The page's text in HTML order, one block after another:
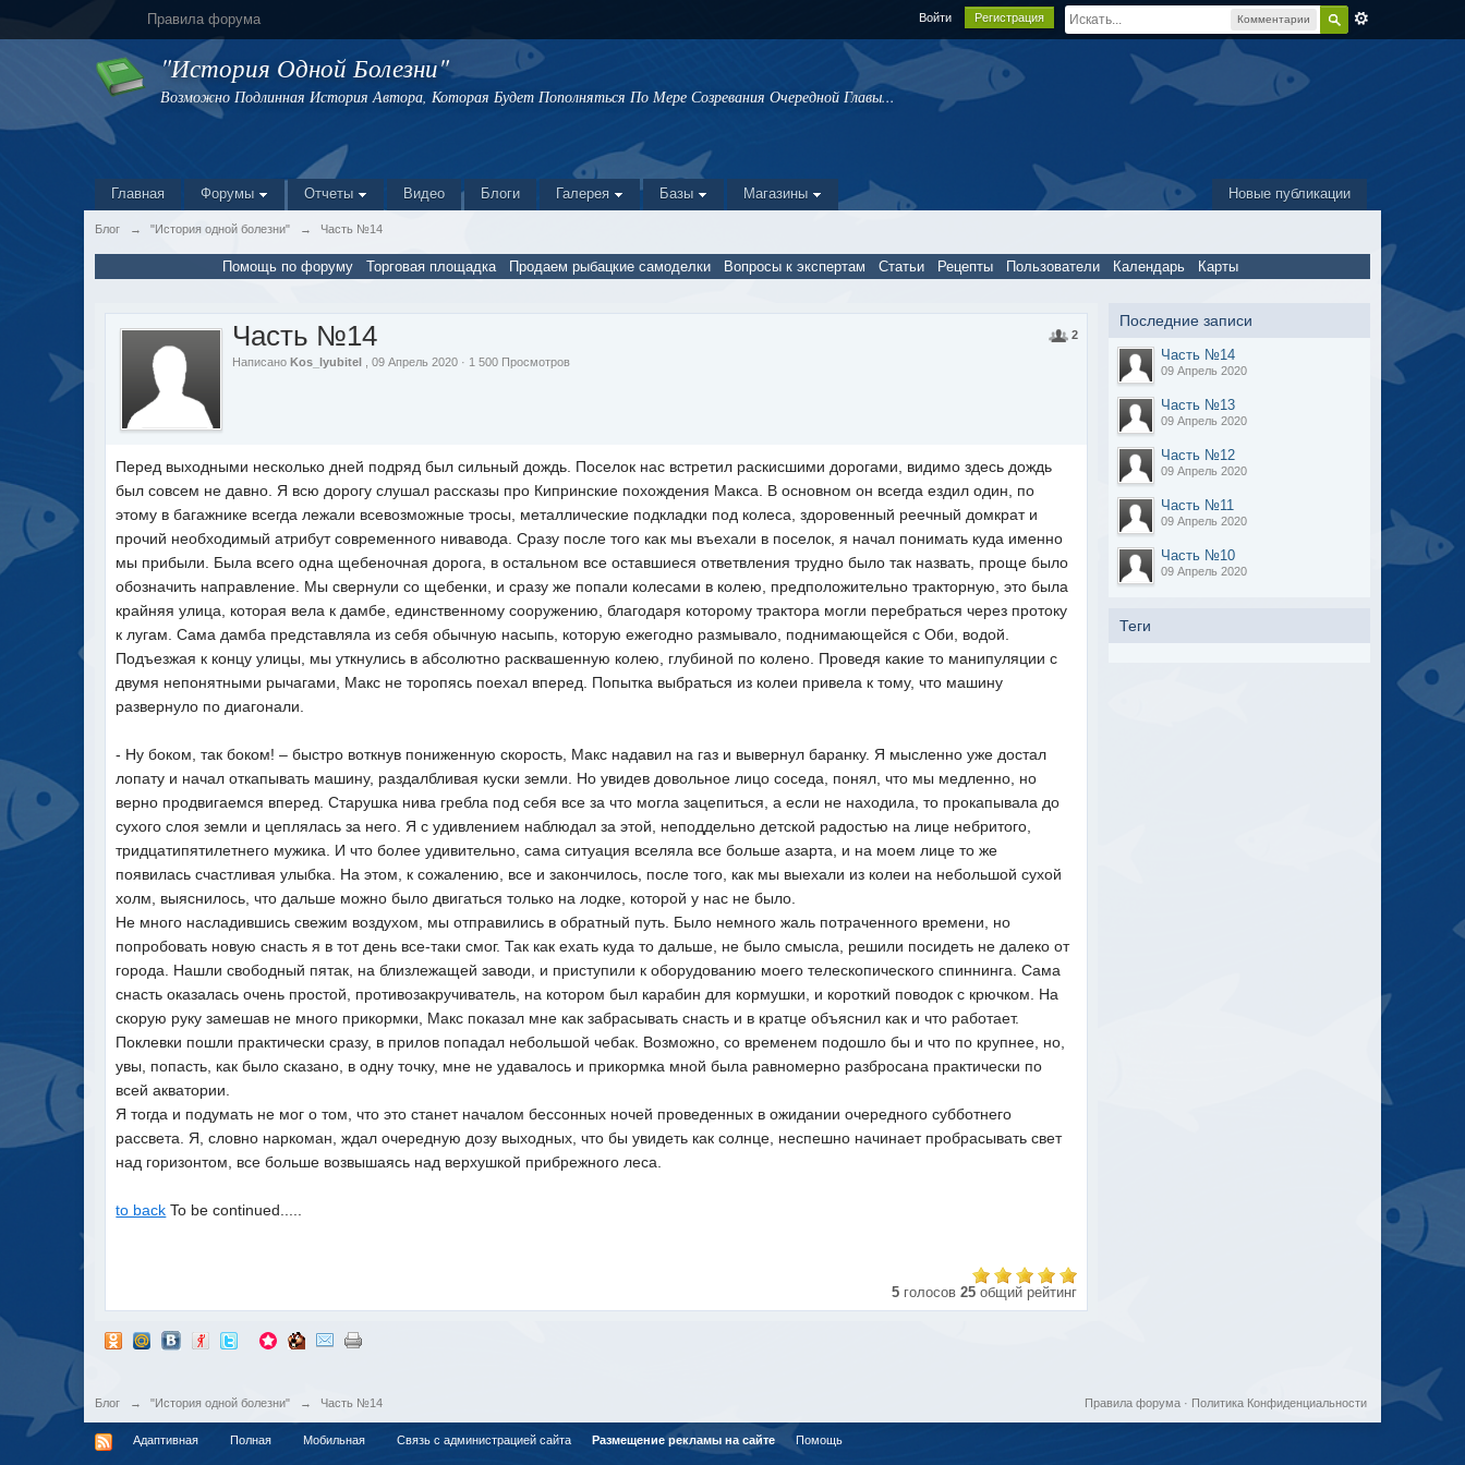
Комментарии
Правила форума Войти Регистрация
"История Одной Болезни"
Возможно Подлинная История Автора, Которая Будет Пополняться По Мере Созревания Очередной Главы...
Новые публикации
Главная Форумы Отчеты Видео Блоги Галерея Базы Магазины
Блог → "История одной болезни" → Часть №14
Помощь по форуму Торговая площадка Продаем рыбацкие самоделки Вопросы к экспертам Статьи Рецепты Пользователи Календарь Карты
2
Часть №14
НаписаноKos_lyubitel , 09 Апрель 2020 · 1 500 Просмотров
Перед выходными несколько дней подряд был сильный дождь. Поселок нас встретил раскисшими дорогами, видимо здесь дождь
был совсем не давно. Я всю дорогу слушал рассказы про Кипринские похождения Макса. В основном он всегда ездил один, по
этому в багажнике всегда лежали всевозможные тросы, металлические подкладки под колеса, здоровенный реечный домкрат и
прочий необходимый атрибут современного нивавода. Сразу после того как мы въехали в поселок, я начал понимать куда именно
мы прибыли. Была всего одна щебеночная дорога, в остальном все оставшиеся ответвления трудно было так назвать, проще было
обозначить направление. Мы свернули со щебенки, и сразу же попали колесами в колею, предположительно тракторную, это была
крайняя улица, которая вела к дамбе, единственному сооружению, благодаря которому трактора могли перебраться через протоку
к лугам. Сама дамба представляла из себя обычную насыпь, которую ежегодно размывало, поднимающейся с Оби, водой.
Подъезжая к концу улицы, мы уткнулись в абсолютно расквашенную колею, глубиной по колено. Проведя какие то манипуляции с
двумя непонятными рычагами, Макс не торопясь поехал вперед. Попытка выбраться из колеи привела к тому, что машину
развернуло по диагонали.
- Ну боком, так боком! – быстро воткнув пониженную скорость, Макс надавил на газ и вывернул баранку. Я мысленно уже достал
лопату и начал откапывать машину, раздалбливая куски земли. Но увидев довольное лицо соседа, понял, что мы медленно, но
верно продвигаемся вперед. Старушка нива гребла под себя все за что могла зацепиться, а если не находила, то прокапывала до
сухого слоя земли и цеплялась за него. Я с удивлением наблюдал за этой, неподдельно детской радостью на лице небритого,
тридцатипятилетнего мужика. И что более удивительно, сама ситуация вселяла все больше азарта, и на моем лице то же
появилась счастливая улыбка. На этом, к сожалению, все и закончилось, после того, как мы выехали из колеи на небольшой сухой
холм, выяснилось, что дальше можно было двигаться только на лодке, которой у нас не было.
Не много насладившись свежим воздухом, мы отправились в обратный путь. Было немного жаль потраченного времени, но
попробовать новую снасть я в тот день все-таки смог. Так как ехать куда то дальше, не было смысла, решили посидеть не далеко от
города. Нашли свободный пятак, на близлежащей заводи, и приступили к оборудованию моего телескопического спиннинга. Сама
снасть оказалась очень простой, противозакручиватель, на котором был карабин для кормушки, и короткий поводок с крючком. На
скорую руку замешав не много прикормки, Макс показал мне как забрасывать снасть и в кратце объяснил как и что работает.
Поклевки пошли практически сразу, в прилов попадал небольшой чебак. Возможно, со временем подошло бы и что по крупнее, но,
увы, попасть, как было сказано, в одну точку, мне не удавалось и прикормка мной была равномерно разбросана практически по
всей акватории.
Я тогда и подумать не мог о том, что это станет началом бессонных ночей проведенных в ожидании очередного субботнего
рассвета. Я, словно наркоман, ждал очередную дозу выходных, что бы увидеть как солнце, неспешно начинает пробрасывать свет
над горизонтом, все больше возвышаясь над верхушкой прибрежного леса.
to back To be continued.....
5 голосов 25 общий рейтинг
Последние записи
Часть №14
09 Апрель 2020
Часть №13
09 Апрель 2020
Часть №12
09 Апрель 2020
Часть №11
09 Апрель 2020
Часть №10
09 Апрель 2020
Теги
Блог → "История одной болезни" → Часть №14 Политика Конфиденциальности
Правила форума·
Адаптивная Полная Мобильная Связь с администрацией сайта Размещение рекламы на сайте Помощь